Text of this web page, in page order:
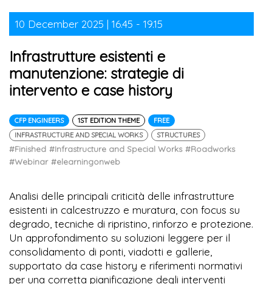
10 December 2025 | 16.45 - 19.15
Infrastrutture esistenti e
manutenzione: strategie di
intervento e case history
CFP ENGINEERS 1ST EDITION THEME
FREE
INFRASTRUCTURE AND SPECIAL WORKS
STRUCTURES
#Finished #Infrastructure and Special Works #Roadworks
#Webinar #elearningonweb
Analisi delle principali criticità delle infrastrutture
esistenti in calcestruzzo e muratura, con focus su
degrado, tecniche di ripristino, rinforzo e protezione.
Un approfondimento su soluzioni leggere per il
consolidamento di ponti, viadotti e gallerie,
supportato da case history e riferimenti normativi
per una corretta pianificazione degli interventi